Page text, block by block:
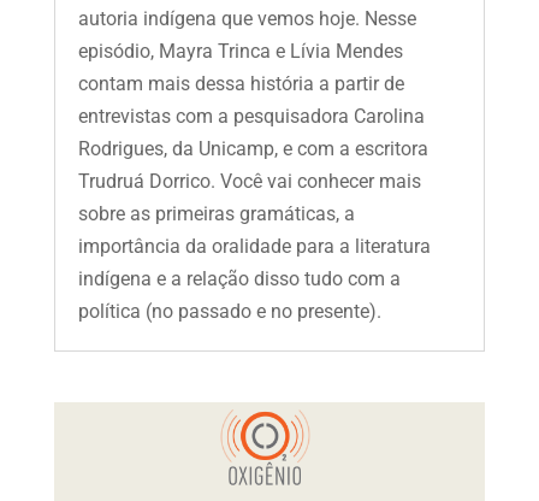
autoria indígena que vemos hoje. Nesse
episódio, Mayra Trinca e Lívia Mendes
contam mais dessa história a partir de
entrevistas com a pesquisadora Carolina
Rodrigues, da Unicamp, e com a escritora
Trudruá Dorrico. Você vai conhecer mais
sobre as primeiras gramáticas, a
importância da oralidade para a literatura
indígena e a relação disso tudo com a
política (no passado e no presente).